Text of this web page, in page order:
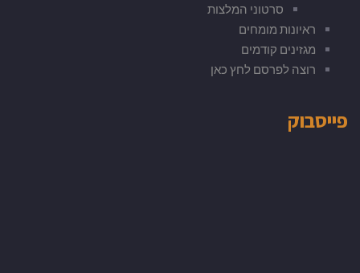
סרטוני המלצות
ראיונות מומחים
מגזינים קודמים
רוצה לפרסם לחץ כאן
פייסבוק